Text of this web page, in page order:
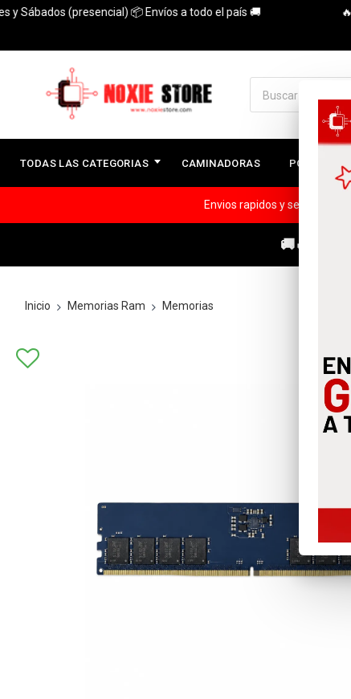
(presencial) 📦 Envíos a todo el país 🚚 🔥3
TODAS LAS CATEGORIAS CAMINADORAS PC
Envios rapidos y seguros a
Inicio Memorias Ram Memorias